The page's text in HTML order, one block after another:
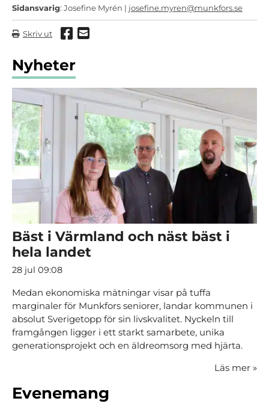
Sidansvarig: Josefine Myrén | josefine.myren@munkfors.se
Skriv ut Dela via Facebook
Dela via mail
Nyheter
Bäst i Värmland och näst bäst i
hela landet
28 jul 09:08
Medan ekonomiska mätningar visar på tuffa
marginaler för Munkfors seniorer, landar kommunen i
absolut Sverigetopp för sin livskvalitet. Nyckeln till
framgången ligger i ett starkt samarbete, unika
generationsprojekt och en äldreomsorg med hjärta.
Läs mer »
Evenemang